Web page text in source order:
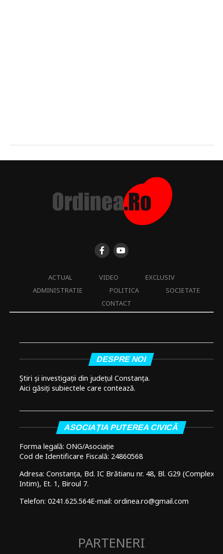
ACTUAL VIDEO
EXCLUSIV
ADMINISTRATIE
POLITICA
SOCIETATE
CONTACT
DESPRE NOI
Știri și investigații din județul Constanța.
Aici găsiți subiectele care contează.
ASOCIAȚIA PUTEREA CIVICĂ
Forma legală: ONG/Asociație
Cod de Identificare Fiscală: 24860568
Adresa: Constanța, Bd. IC Brătianu nr. 48, Bl. G29 (Complex
Intim), Et. 1, Biroul 7.
Telefon: 0241.625.564E-mail: ordinea.ro@gmail.com
PARTENERI